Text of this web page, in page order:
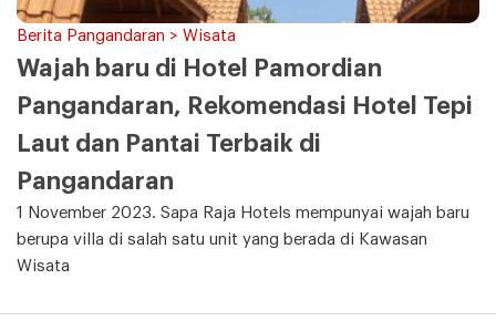
Berita Pangandaran > Wisata
Wajah baru di Hotel Pamordian
Pangandaran, Rekomendasi Hotel Tepi
Laut dan Pantai Terbaik di
Pangandaran
1 November 2023. Sapa Raja Hotels mempunyai wajah baru
berupa villa di salah satu unit yang berada di Kawasan
Wisata